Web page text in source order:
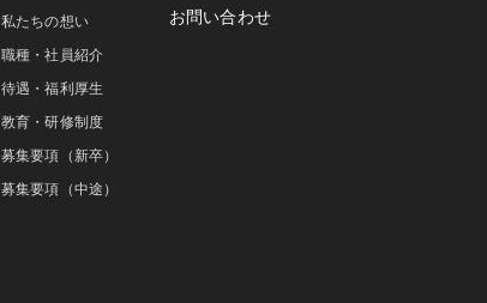
私たちの想い
職種・社員紹介
待遇・福利厚生
教育・研修制度
募集要項（新卒）
募集要項（中途）
お問い合わせ